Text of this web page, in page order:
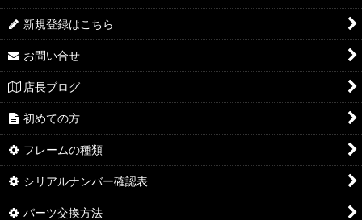
新規登録はこちら
お問い合せ
店長ブログ
初めての方
フレームの種類
シリアルナンバー確認表
パーツ交換方法